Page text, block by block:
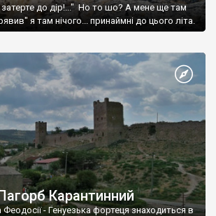
затерте до дір!..." Но то шо? А мене ще там
я там нічого... принаймні до цього літа.
Карантинний
- Генуезька фортеця знаходиться в